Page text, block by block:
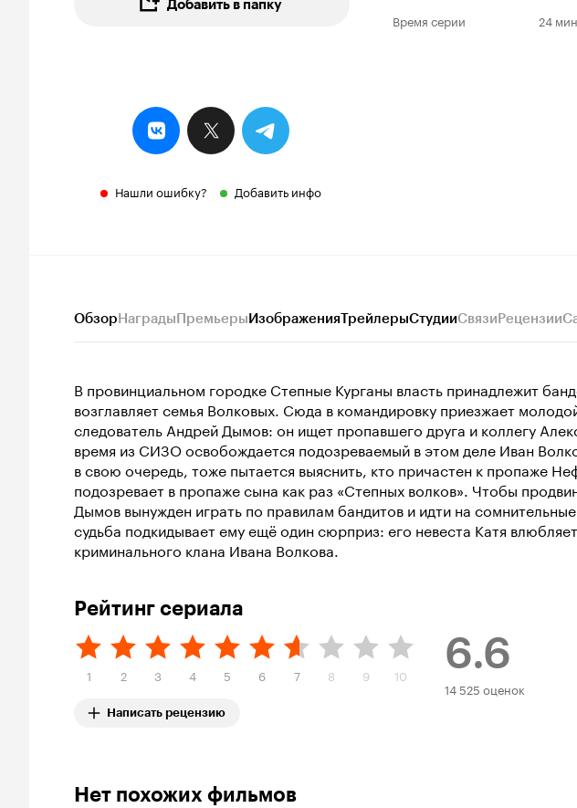
Добавить в папку
Нашли ошибку? Добавить инфо
Время серии 24 мин
ОбзорНаградыПремьерыИзображенияТрейлерыСтудииСвязиРецензии
В провинциальном городке Степные Курганы власть принадлежит
возглавляет семья Волковых. Сюда в командировку приезжает
следователь Андрей Дымов: он ищет пропавшего друга и коллегу
время из СИЗО освобождается подозреваемый в этом деле Иван
в свою очередь, тоже пытается выяснить, кто причастен к пропаже
подозревает в пропаже сына как раз «Степных волков». Чтобы
Дымов вынужден играть по правилам бандитов и идти на
судьба подкидывает ему ещё один сюрприз: его невеста Катя
криминального клана Ивана Волкова.
Рейтинг сериала
1 2 3 4 5 6 7 8 9 10
Написать рецензию
6.6
14 525 оценок
Нет похожих фильмов